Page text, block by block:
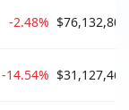
-2.48%
-14.54%